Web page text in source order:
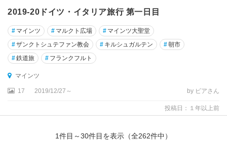
ブ
ル
ク
ハ
ブ
ル
2019-20ドイツ・イタリア旅行 第一日目
# マインツ # マルクト広場 # マインツ大聖堂
#ザンクトシュテファン教会 # キルシュガルテン #朝市
#鉄道旅 # フランクフルト
マインツ
17 2019/12/27～ by ビアさん
投稿日：１年以上前
1件目～30件目を表示（全262件中）